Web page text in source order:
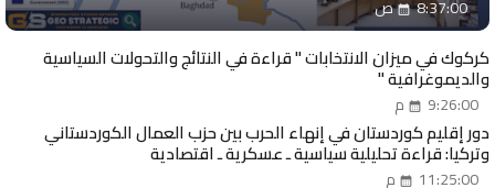
8:37:00 ص
كركوك في ميزان الانتخابات " قراءة في النتائج والتحولات السياسية
والديموغرافية "
9:26:00 م
دور إقليم كوردستان في إنهاء الحرب بين حزب العمال الكوردستاني
وتركيا: قراءة تحليلية سياسية ـ عسكرية ـ اقتصادية
11:25:00 م